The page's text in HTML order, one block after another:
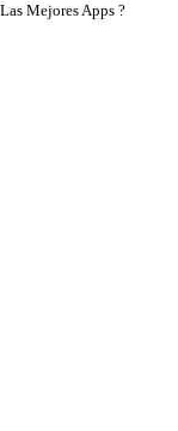
Mejores Apps ?